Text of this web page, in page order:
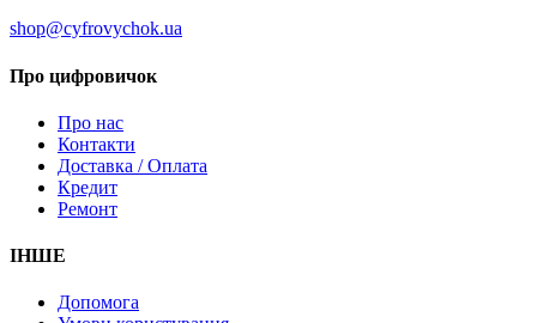
shop@cyfrovychok.ua
Про цифровичок
Про нас
Контакти
Доставка / Оплата
Кредит
Ремонт
ІНШЕ
Допомога